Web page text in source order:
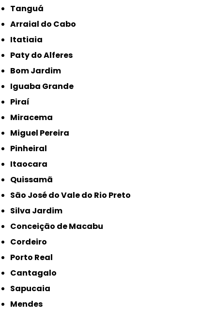
Tanguá
Arraial do Cabo
Itatiaia
Paty do Alferes
Bom Jardim
Iguaba Grande
Piraí
Miracema
Miguel Pereira
Pinheiral
Itaocara
Quissamã
São José do Vale do Rio Preto
Silva Jardim
Conceição de Macabu
Cordeiro
Porto Real
Cantagalo
Sapucaia
Mendes